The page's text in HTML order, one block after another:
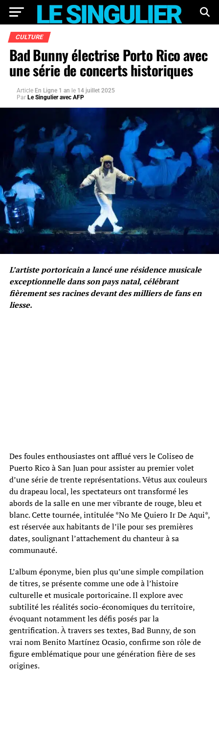
CULTURE
Bad Bunny électrise Porto Rico avec
une série de concerts historiques
Article En Ligne 1 an le 14 juillet 2025
Par Le Singulier avec AFP
L’artiste portoricain a lancé une résidence musicale
exceptionnelle dans son pays natal, célébrant
fièrement ses racines devant des milliers de fans en
liesse.
Des foules enthousiastes ont afflué vers le Coliseo de
Puerto Rico à San Juan pour assister au premier volet
d’une série de trente représentations. Vêtus aux couleurs
du drapeau local, les spectateurs ont transformé les
abords de la salle en une mer vibrante de rouge, bleu et
blanc. Cette tournée, intitulée *No Me Quiero Ir De Aqui*,
est réservée aux habitants de l’île pour ses premières
dates, soulignant l’attachement du chanteur à sa
communauté.
L’album éponyme, bien plus qu’une simple compilation
de titres, se présente comme une ode à l’histoire
culturelle et musicale portoricaine. Il explore avec
subtilité les réalités socio-économiques du territoire,
évoquant notamment les défis posés par la
gentrification. À travers ses textes, Bad Bunny, de son
vrai nom Benito Martínez Ocasio, confirme son rôle de
figure emblématique pour une génération fière de ses
origines.